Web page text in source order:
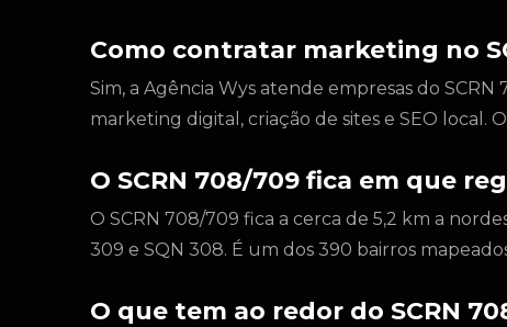
Como contratar marketing no
Sim, a Agência Wys atende empresas do
marketing digital, criação de sites e SEO local.
O SCRN 708/709 fica em que
O SCRN 708/709 fica a cerca de 5,2 km a
309 e SQN 308. É um dos 390 bairros
O que tem ao redor do SCRN